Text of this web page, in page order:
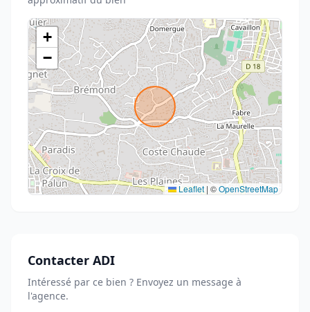
+
−
Leaflet | ©OpenStreetMap
Contacter ADI
Intéressé par ce bien ? Envoyez un message à
l'agence.